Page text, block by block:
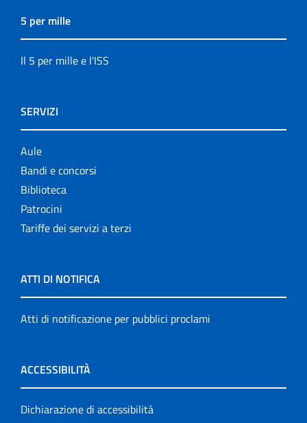
5 per mille
Il 5 per mille e l'ISS
SERVIZI
Aule
Bandi e concorsi
Biblioteca
Patrocini
Tariffe dei servizi a terzi
ATTI DI NOTIFICA
Atti di notificazione per pubblici proclami
ACCESSIBILITÀ
Dichiarazione di accessibilità